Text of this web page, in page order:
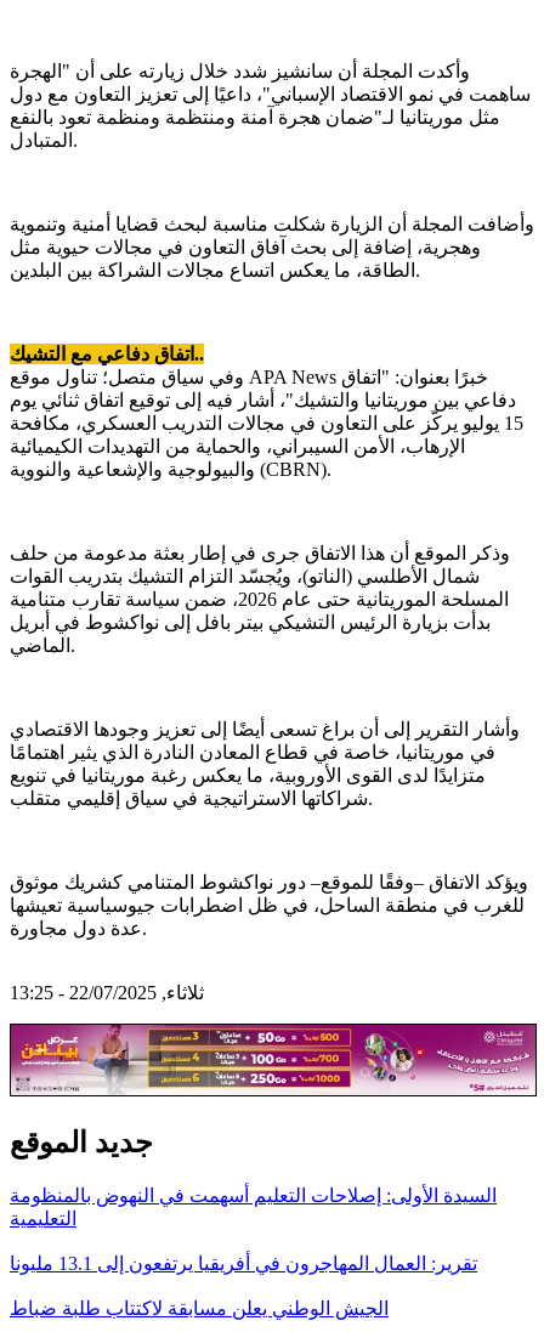
وأكدت المجلة أن سانشيز شدد خلال زيارته على أن "الهجرة
ساهمت في نمو الاقتصاد الإسباني"، داعيًا إلى تعزيز التعاون مع دول
مثل موريتانيا لـ"ضمان هجرة آمنة ومنتظمة ومنظمة تعود بالنفع
المتبادل.
وأضافت المجلة أن الزيارة شكلت مناسبة لبحث قضايا أمنية وتنموية
وهجرية، إضافة إلى بحث آفاق التعاون في مجالات حيوية مثل
الطاقة، ما يعكس اتساع مجالات الشراكة بين البلدين.
اتفاق دفاعي مع التشيك..
وفي سياق متصل؛ تناول موقع APA News خبرًا بعنوان: "اتفاق
دفاعي بين موريتانيا والتشيك"، أشار فيه إلى توقيع اتفاق ثنائي يوم
15 يوليو يركّز على التعاون في مجالات التدريب العسكري، مكافحة
الإرهاب، الأمن السيبراني، والحماية من التهديدات الكيميائية
والبيولوجية والإشعاعية والنووية (CBRN).
وذكر الموقع أن هذا الاتفاق جرى في إطار بعثة مدعومة من حلف
شمال الأطلسي (الناتو)، ويُجسّد التزام التشيك بتدريب القوات
المسلحة الموريتانية حتى عام 2026، ضمن سياسة تقارب متنامية
بدأت بزيارة الرئيس التشيكي بيتر بافل إلى نواكشوط في أبريل
الماضي.
وأشار التقرير إلى أن براغ تسعى أيضًا إلى تعزيز وجودها الاقتصادي
في موريتانيا، خاصة في قطاع المعادن النادرة الذي يثير اهتمامًا
متزايدًا لدى القوى الأوروبية، ما يعكس رغبة موريتانيا في تنويع
شراكاتها الاستراتيجية في سياق إقليمي متقلب.
ويؤكد الاتفاق –وفقًا للموقع– دور نواكشوط المتنامي كشريك موثوق
للغرب في منطقة الساحل، في ظل اضطرابات جيوسياسية تعيشها
عدة دول مجاورة.
ثلاثاء, 22/07/2025 - 13:25
جديد الموقع
السيدة الأولى: إصلاحات التعليم أسهمت في النهوض بالمنظومة
التعليمية
تقرير: العمال المهاجرون في أفريقيا يرتفعون إلى 13.1 مليونا
الجيش الوطني يعلن مسابقة لاكتتاب طلبة ضباط